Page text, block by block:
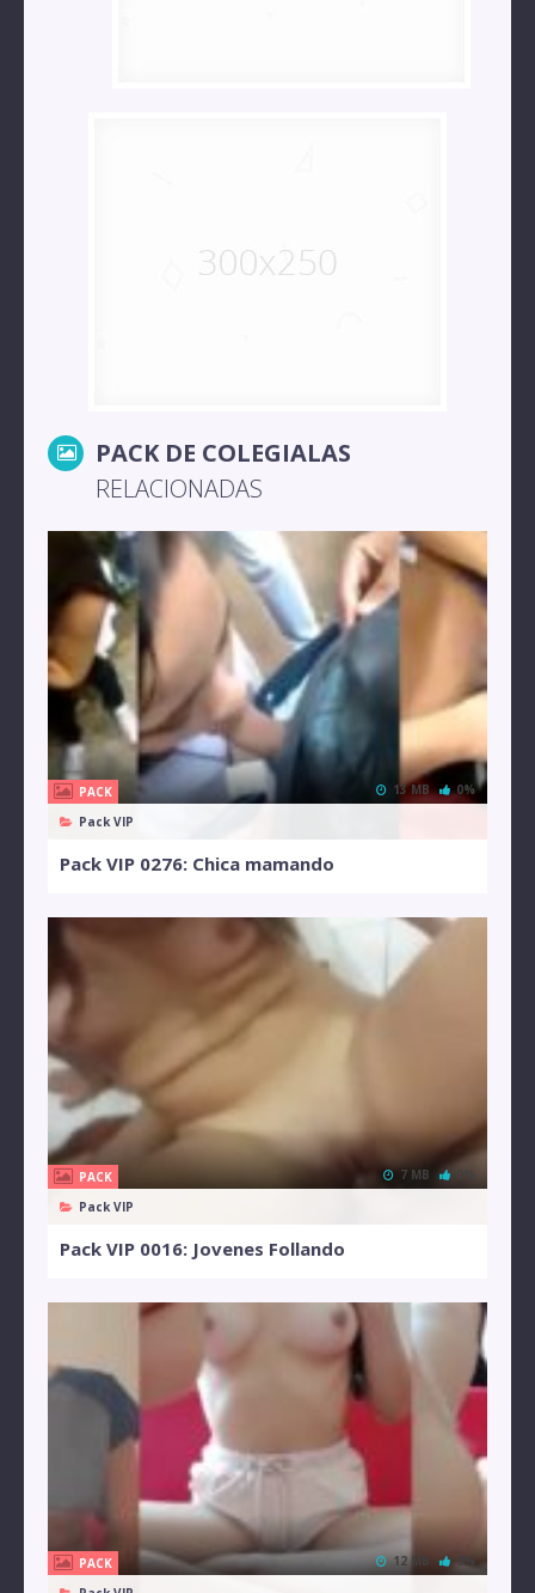
PACK DE COLEGIALAS
RELACIONADAS
PACK
Pack VIP
13 MB 0%
Pack VIP 0276: Chica mamando
PACK
Pack VIP
7 MB 0%
Pack VIP 0016: Jovenes Follando
PACK
12 MB 0%